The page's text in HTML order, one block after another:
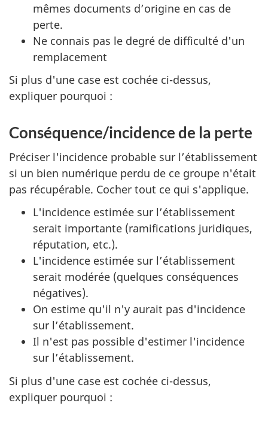
mêmes documents d’origine en cas de
perte.
Ne connais pas le degré de difficulté d'un
remplacement
Si plus d'une case est cochée ci-dessus,
expliquer pourquoi :
Conséquence/incidence de la perte
Préciser l'incidence probable sur l’établissement
si un bien numérique perdu de ce groupe n'était
pas récupérable. Cocher tout ce qui s'applique.
L'incidence estimée sur l’établissement
serait importante (ramifications juridiques,
réputation, etc.).
L'incidence estimée sur l’établissement
serait modérée (quelques conséquences
négatives).
On estime qu'il n'y aurait pas d'incidence
sur l’établissement.
Il n'est pas possible d'estimer l'incidence
sur l’établissement.
Si plus d'une case est cochée ci-dessus,
expliquer pourquoi :